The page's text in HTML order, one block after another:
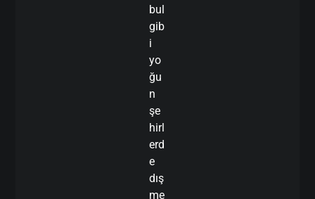
bul
gib
i
yo
ğu
n
şe
hirl
erd
e
dış
me